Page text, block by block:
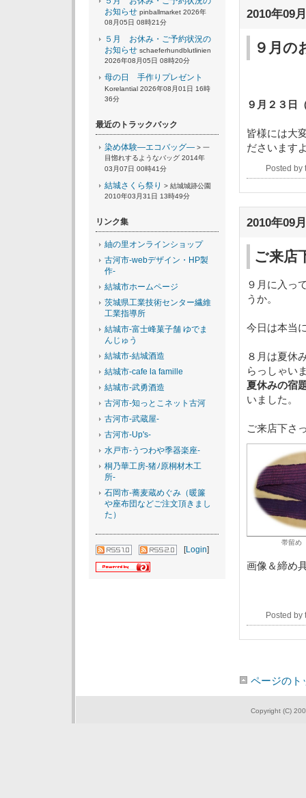
2010年09
９月の
９月２３日
皆様には大
ださいます
Posted
2010年09
ご来
９月に入っ
うか。
今日は本当
８月は夏休
らっしゃい
夏休みの宿
いました。
ご来店下さ
帯留め
画像＆締め
Posted
ページのト
お知らせ pinballmarket 2026年
08月05日 08時21分
５月 お休み・ご予約状況の
お知らせ schaeferhundblutlinien
2026年08月05日 08時20分
母の日 手作りプレゼント
Korelantial 2026年08月01日 16時
36分
最近のトラックバック
染め体験―エコバッグ― > 一
目惚れするようなバッグ 2014年
03月07日 00時41分
結城さくら祭り > 結城城跡公園
2010年03月31日 13時49分
リンク集
紬の里オンラインショップ
古河市-webデザイン・HP製
作-
結城市ホームページ
茨城県工業技術センター繊維
工業指導所
結城市-富士峰菓子舗 ゆでま
んじゅう
結城市-結城酒造
結城市-cafe la famille
結城市-武勇酒造
古河市-知っとこネット古河
古河市-武蔵屋-
古河市-Up's-
水戸市-うつわや季器楽座-
桐乃華工房-猪ﾉ原桐材木工
所-
石岡市-蕎麦蔵めぐみ（暖簾
や座布団などご注文頂きまし
た）
[Login]
Copyright (C)